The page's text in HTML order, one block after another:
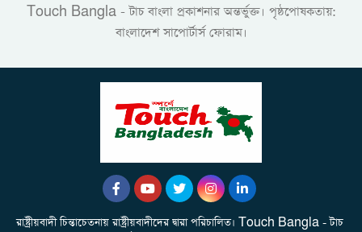
Touch Bangla - টাচ বাংলা প্রকাশনার অন্তর্ভুক্ত। পৃষ্ঠপোষকতায়:
বাংলাদেশ সাপোর্টার্স ফোরাম।
রাষ্ট্রীয়বাদী চিন্তাচেতনায় রাষ্ট্রীয়বাদীদের দ্বারা পরিচালিত। Touch Bangla - টাচ